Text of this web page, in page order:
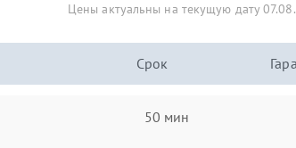
Цены актуальны на текущую дату
Срок
50 мин